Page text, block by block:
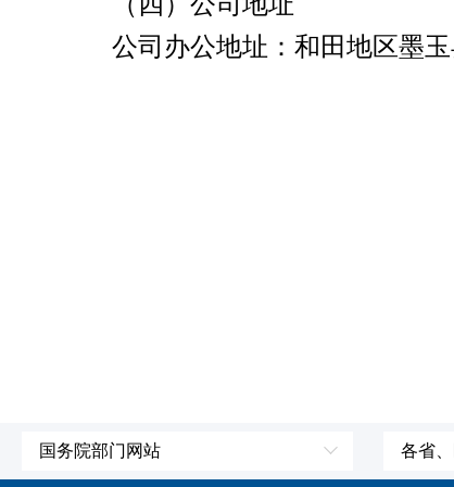
公司办公地址：和田地区墨
国务院部门网站 各省